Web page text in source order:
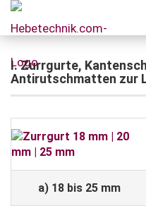
I. Zurrgurte,
Antirutschmatten zur
a) 18 bis 25 mm